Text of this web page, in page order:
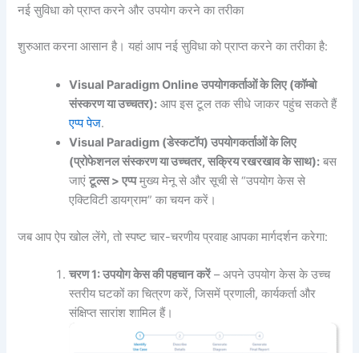
नई सुविधा को प्राप्त करने और उपयोग करने का तरीका
शुरुआत करना आसान है। यहां आप नई सुविधा को प्राप्त करने का तरीका है:
Visual Paradigm Online उपयोगकर्ताओं के लिए (कॉम्बो
संस्करण या उच्चतर): आप इस टूल तक सीधे जाकर पहुंच सकते हैं
एप्प पेज.
Visual Paradigm (डेस्कटॉप) उपयोगकर्ताओं के लिए
(प्रोफेशनल संस्करण या उच्चतर, सक्रिय रखरखाव के साथ): बस
जाएंटूल्स > एप्पमुख्य मेनू से और सूची से “उपयोग केस से
एक्टिविटी डायग्राम” का चयन करें।
जब आप ऐप खोल लेंगे, तो स्पष्ट चार-चरणीय प्रवाह आपका मार्गदर्शन करेगा:
चरण 1: उपयोग केस की पहचान करें– अपने उपयोग केस के उच्च
स्तरीय घटकों का चित्रण करें, जिसमें प्रणाली, कार्यकर्ता और
संक्षिप्त सारांश शामिल हैं।